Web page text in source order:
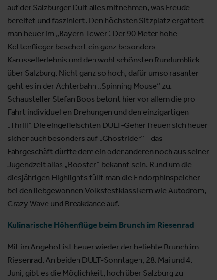
auf der Salzburger Dult alles mitnehmen, was Freude
bereitet und fasziniert. Den höchsten Sitzplatz ergattert
man heuer im „Bayern Tower“. Der 90 Meter hohe
Kettenflieger beschert ein ganz besonders
Karussellerlebnis und den wohl schönsten Rundumblick
über Salzburg. Nicht ganz so hoch, dafür umso rasanter
geht es in der Achterbahn „Spinning Mouse“ zu.
Schausteller Stefan Boos betont hier vor allem die pro
Fahrt individuellen Drehungen und den einzigartigen
„Thrill“. Die eingefleischten DULT-Geher freuen sich heuer
sicher auch besonders auf „Ghostrider“ - das
Fahrgeschäft dürfte dem ein oder anderen noch aus seiner
Jugendzeit alias „Booster“ bekannt sein. Rund um die
diesjährigen Highlights füllt man die Endorphinspeicher
bei den liebgewonnen Volksfestklassikern wie Autodrom,
Crazy Wave und Breakdance auf.
Kulinarische Höhenflüge beim Brunch im Riesenrad
Mit im Angebot ist heuer wieder der beliebte Brunch im
Riesenrad. An beiden DULT-Sonntagen, 28. Mai und 4.
Juni, gibt es die Möglichkeit, hoch über Salzburg zu